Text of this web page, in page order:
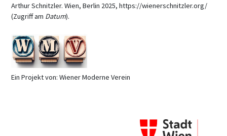
Arthur Schnitzler. Wien, Berlin 2025, https://wienerschnitzler.org/
(Zugriff am Datum).
Ein Projekt von: Wiener Moderne Verein